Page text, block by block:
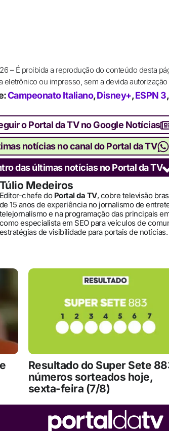
– É proibida a reprodução do conteúdo desta
eletrônico ou impresso, sem a devida
Campeonato Italiano,Disney+,ESPN 3,
o Portal da TV no Google Notícias
notícias no canal do Portal da TV
das últimas notícias no Portal da TV
Túlio Medeiros
Editor-chefe do Portal da TV, cobre televisão
de 15 anos de experiência no jornalismo de
telejornalismo e na programação das principais
como especialista em SEO para veículos de
estratégias de visibilidade para portais de notícias.
Resultado do Super Sete
números sorteados hoje,
sexta-feira (7/8)